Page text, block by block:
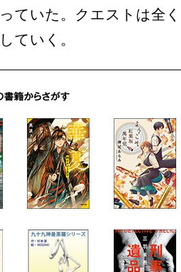
ていた。クエストは全
ていく。